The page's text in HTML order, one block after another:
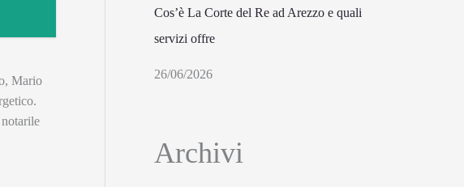
Mario
Cos’è La Corte del Re ad Arezzo e quali
servizi offre
26/06/2026
Archivi